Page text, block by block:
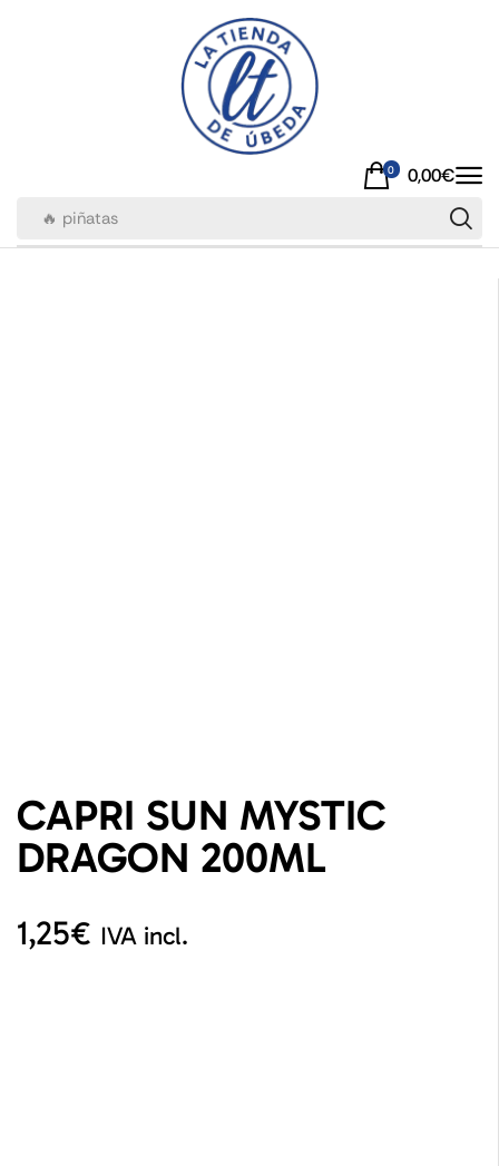
🔥 piñatas
0 0,00€
CAPRI SUN MYSTIC
DRAGON 200ML
1,25€ IVA incl.